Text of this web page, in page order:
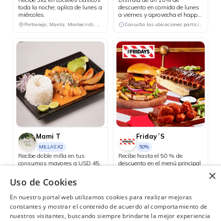
toda la noche; aplica de lunes a
miércoles.
Portoviejo, Manta, Montecristi, Chone
descuento en comida de lunes
a viernes y aprovecha el happy
hour 3x2 en cócteles del día, de
lunes a jueves.
Consulta las ubicaciones participantes
Mami T
MILLAS X2
Recibe doble milla en tus
consumos mayores a USD 45.
Friday´S
50%
Recibe hasta el 50 % de
descuento en el menú principal
×
Uso de Cookies
En nuestro portal web utilizamos cookies para realizar mejoras
constantes y mostrar el contenido de acuerdo al comportamiento de
nuestros visitantes, buscando siempre brindarte la mejor experiencia